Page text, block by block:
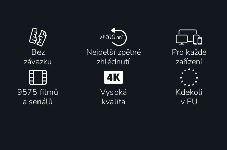
Bez
závazku
Nejdelší zpětné
zhlédnutí
Pro každé
zařízení
9575 filmů
a seriálů
Vysoká
kvalita
Kdekoli
v EU